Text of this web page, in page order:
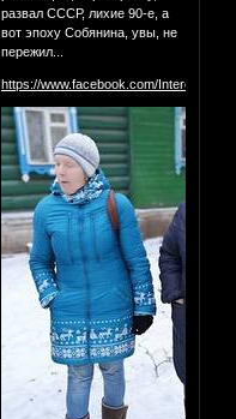
развал СССР, лихие 90-е, а
вот эпоху Собянина, увы, не
пережил...
https://www.facebook.com/